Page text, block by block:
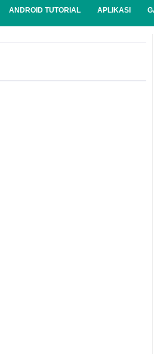
ANDROID TUTORIAL APLIKASI